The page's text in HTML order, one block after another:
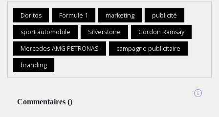
Doritos Formule 1 marketing
publicité
sport automobile
Silverstone
Gordon Ramsay
Mercedes-AMG PETRONAS
campagne publicitaire
branding
Commentaires ()